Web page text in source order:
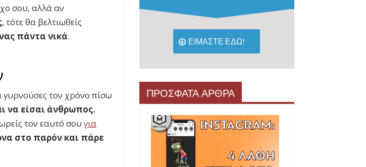
σου, αλλά αν
, τότε θα βελτιωθείς
πάντα νικά.
γυρνούσες τον χρόνο πίσω
να είσαι άνθρωπος.
τον εαυτό σου για
στο παρόν και πάρε
ΕΙΜΑΣΤΕ ΕΔΩ!
ΠΡΟΣΦΑΤΑ ΑΡΘΡΑ